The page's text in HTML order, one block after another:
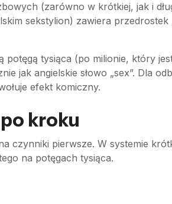
(zarówno w krótkiej, jak i
sekstylion) zawiera przedrostek
potęgą tysiąca (po milionie, który
jak angielskie słowo „sex”. Dla
efekt komiczny.
kroku
czynniki pierwsze. W systemie
na potęgach tysiąca.